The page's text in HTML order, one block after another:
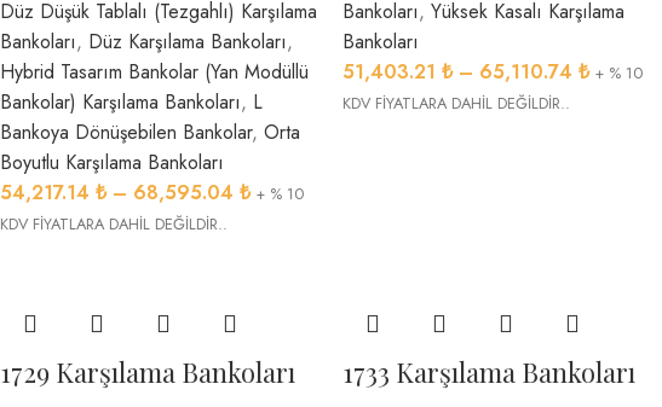
Düz Düşük Tablalı (Tezgahlı) Karşılama
Bankoları, Düz Karşılama Bankoları,
Hybrid Tasarım Bankolar (Yan Modüllü
Bankolar) Karşılama Bankoları, L
Bankoya Dönüşebilen Bankolar, Orta
Boyutlu Karşılama Bankoları
54,217.14 ₺ – 68,595.04 ₺ + % 10
KDV FİYATLARA DAHİL DEĞİLDİR..
Bankoları, Yüksek Kasalı Karşılama
Bankoları
51,403.21₺ – 65,110.74₺ + % 10
KDV FİYATLARA DAHİL DEĞİLDİR..
1729 Karşılama Bankoları 1733 Karşılama Bankoları